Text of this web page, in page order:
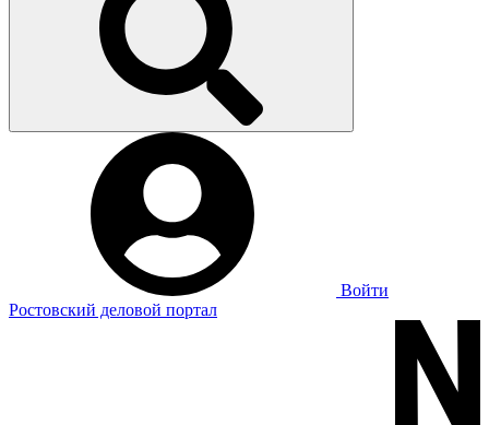
Войти
Ростовский деловой портал